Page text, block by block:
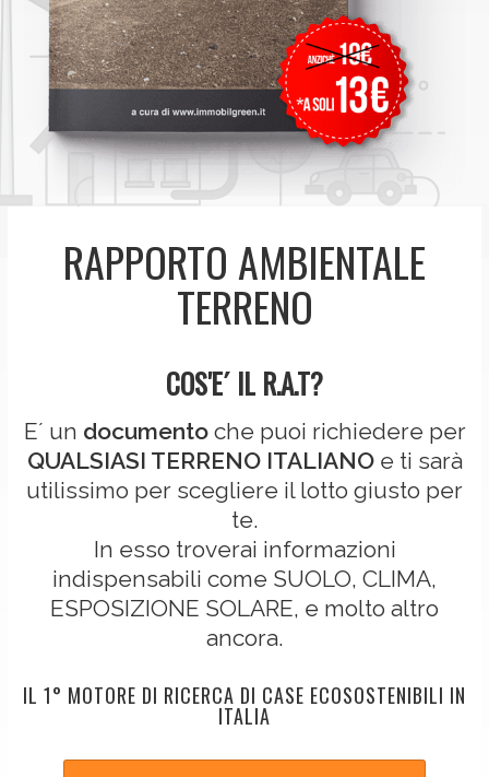
RAPPORTO AMBIENTALE
TERRENO
COS'E´ IL R.A.T?
E´ un documentoche puoi richiedere per
QUALSIASI TERRENO ITALIANOe ti sarà
utilissimo per scegliere il lotto giusto per
te.
In esso troverai informazioni
indispensabili come SUOLO, CLIMA,
ESPOSIZIONE SOLARE, e molto altro
ancora.
IL 1° MOTORE DI RICERCA DI CASE ECOSOSTENIBILI IN
ITALIA